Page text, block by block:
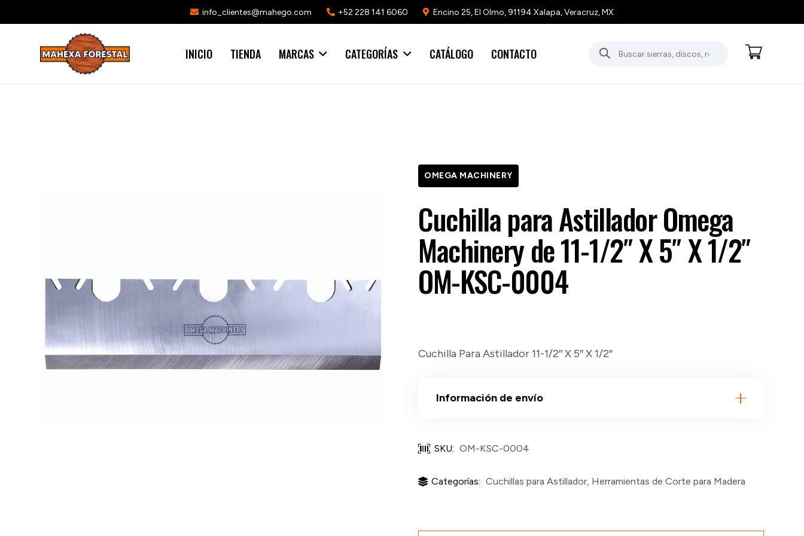
info_clientes@mahego.com +52 228 141 6060 Encino 25, El Olmo, 91194 Xalapa, Veracruz, MX
INICIO TIENDA MARCAS CATEGORÍAS CATÁLOGO CONTACTO
Búsqueda
de
OMEGA MACHINERY
Cuchilla para Astillador Omega
Machinery de 11-1/2″ X 5″ X 1/2″
OM-KSC-0004
Cuchilla Para Astillador 11-1/2″ X 5″ X 1/2″
Información de envío
SKU: OM-KSC-0004
Categorías: Cuchillas para Astillador, Herramientas de Corte para Madera